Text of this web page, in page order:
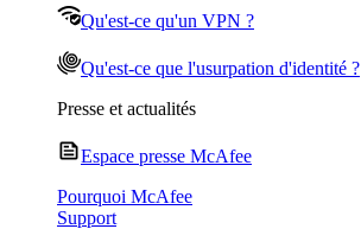
Qu'est-ce qu'un VPN ?
Qu'est-ce que l'usurpation d'identité ?
Presse et actualités
Espace presse McAfee
Pourquoi McAfee
Support